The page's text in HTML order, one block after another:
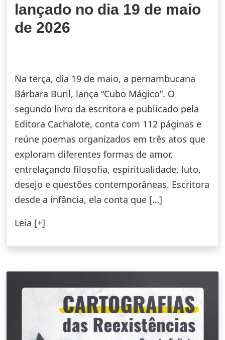
lançado no dia 19 de maio
de 2026
Na terça, dia 19 de maio, a pernambucana
Bárbara Buril, lança “Cubo Mágico”. O
segundo livro da escritora e publicado pela
Editora Cachalote, conta com 112 páginas e
reúne poemas organizados em três atos que
exploram diferentes formas de amor,
entrelaçando filosofia, espiritualidade, luto,
desejo e questões contemporâneas. Escritora
desde a infância, ela conta que […]
Leia [+]